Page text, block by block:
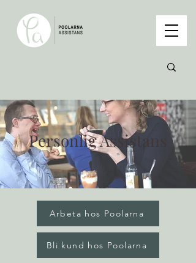
Personlig Assistans
Arbeta hos Poolarna
Bli kund hos Poolarna